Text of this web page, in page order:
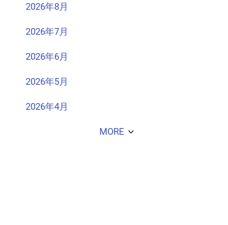
2026年8月
2026年7月
2026年6月
2026年5月
2026年4月
MORE